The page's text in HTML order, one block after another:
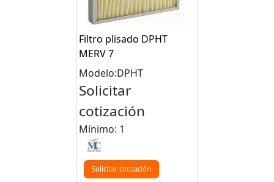
Filtro plisado DPHT
MERV 7
Modelo:DPHT
Solicitar
cotización
Mínimo: 1
Solicitar cotización